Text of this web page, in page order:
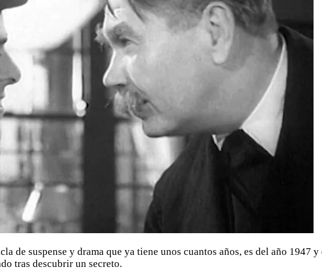
de suspense y drama que ya tiene unos cuantos años, es del año 1947
tras descubrir un secreto.